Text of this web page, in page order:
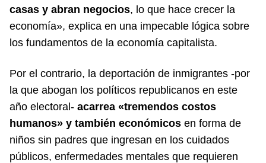
casas y abran negocios, lo que hace crecer la
economía», explica en una impecable lógica sobre
los fundamentos de la economía capitalista.
Por el contrario, la deportación de inmigrantes -por
la que abogan los políticos republicanos en este
año electoral- acarrea «tremendos costos
humanos» y también económicos en forma de
niños sin padres que ingresan en los cuidados
públicos, enfermedades mentales que requieren